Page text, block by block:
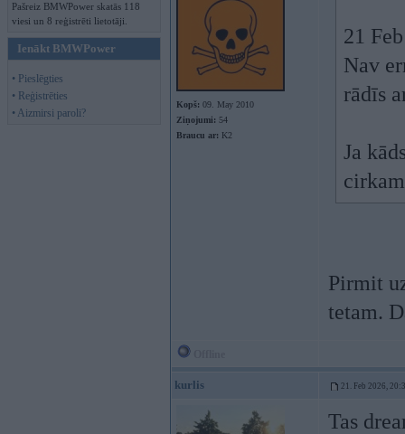
Pašreiz BMWPower skatās 118
viesi un 8 reģistrēti lietotāji.
Ienākt BMWPower
• Pieslēgties
• Reģistrēties
• Aizmirsi paroli?
Kopš: 09. May 2010
Ziņojumi: 54
Braucu ar: K2
21
Nav
rādīs
Ja
Pirmit
tetam.
kurlis 21. Feb 2026,
Tas